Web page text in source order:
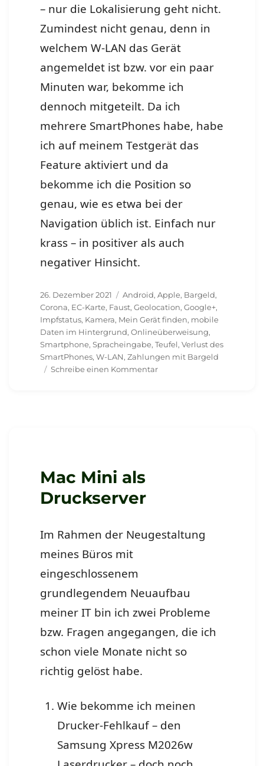
– nur die Lokalisierung geht nicht.
Zumindest nicht genau, denn in
welchem W-LAN das Gerät
angemeldet ist bzw. vor ein paar
Minuten war, bekomme ich
dennoch mitgeteilt. Da ich
mehrere SmartPhones habe, habe
ich auf meinem Testgerät das
Feature aktiviert und da
bekomme ich die Position so
genau, wie es etwa bei der
Navigation üblich ist. Einfach nur
krass – in positiver als auch
negativer Hinsicht.
Veröffentlicht
am
26. Dezember 2021 Schlagwörter
Android,Apple, Bargeld,
Corona, EC-Karte, Faust,Geolocation,Google+,
Impfstatus, Kamera, Mein Gerät finden, mobile
Daten im Hintergrund,Onlineüberweisung,
Smartphone,Spracheingabe,Teufel,Verlust des
SmartPhones,W-LAN,Zahlungen mit Bargeld
Schreibe einen Kommentarzu
Mac Mini als
Druckserver
Im Rahmen der Neugestaltung
meines Büros mit
eingeschlossenem
grundlegendem Neuaufbau
meiner IT bin ich zwei Probleme
bzw. Fragen angegangen, die ich
schon viele Monate nicht so
richtig gelöst habe.
Wie bekomme ich meinen
Drucker-Fehlkauf – den
Samsung Xpress M2026w